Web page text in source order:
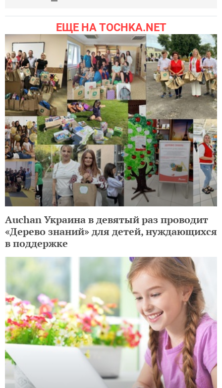
ЕЩЕ НА TOCHKA.NET
Auchan Украина в девятый раз проводит
«Дерево знаний» для детей, нуждающихся
в поддержке